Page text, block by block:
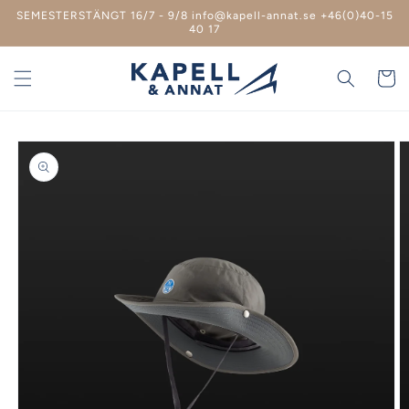
vidare
innehåll
SEMESTERSTÄNGT 16/7 - 9/8 info@kapell-annat.se +46(0)40-15
40 17
vidare till